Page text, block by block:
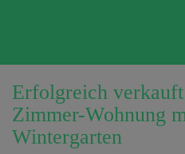
Erfolgreich
Zimmer-Wohnung
Wintergarten